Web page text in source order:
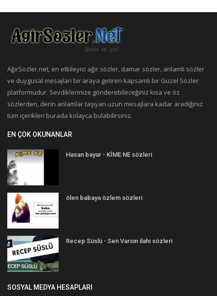
AğırSozler.net, en etkileyici ağır sözler, damar sözler, anlamlı sözler
ve duygusal mesajları bir araya getiren kapsamlı bir Güzel Sözler
platformudur. Sevdiklerinize gönderebileceğiniz kısa ve öz
sözlerden, derin anlamlar taşıyan uzun mesajlara kadar aradığınız
tüm içerikleri burada kolayca bulabilirsiniz.
EN ÇOK OKUNANLAR
Hasan bayar - KİME NE sözleri
ölen babaya özlem sözleri
Recep Süslü - Sen Varsın ilahi sözleri
SOSYAL MEDYA HESAPLARI